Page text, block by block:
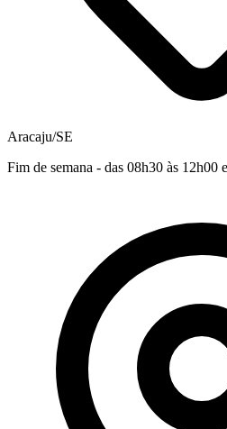
Aracaju/SE
Fim de semana - das 08h30 às 12h00